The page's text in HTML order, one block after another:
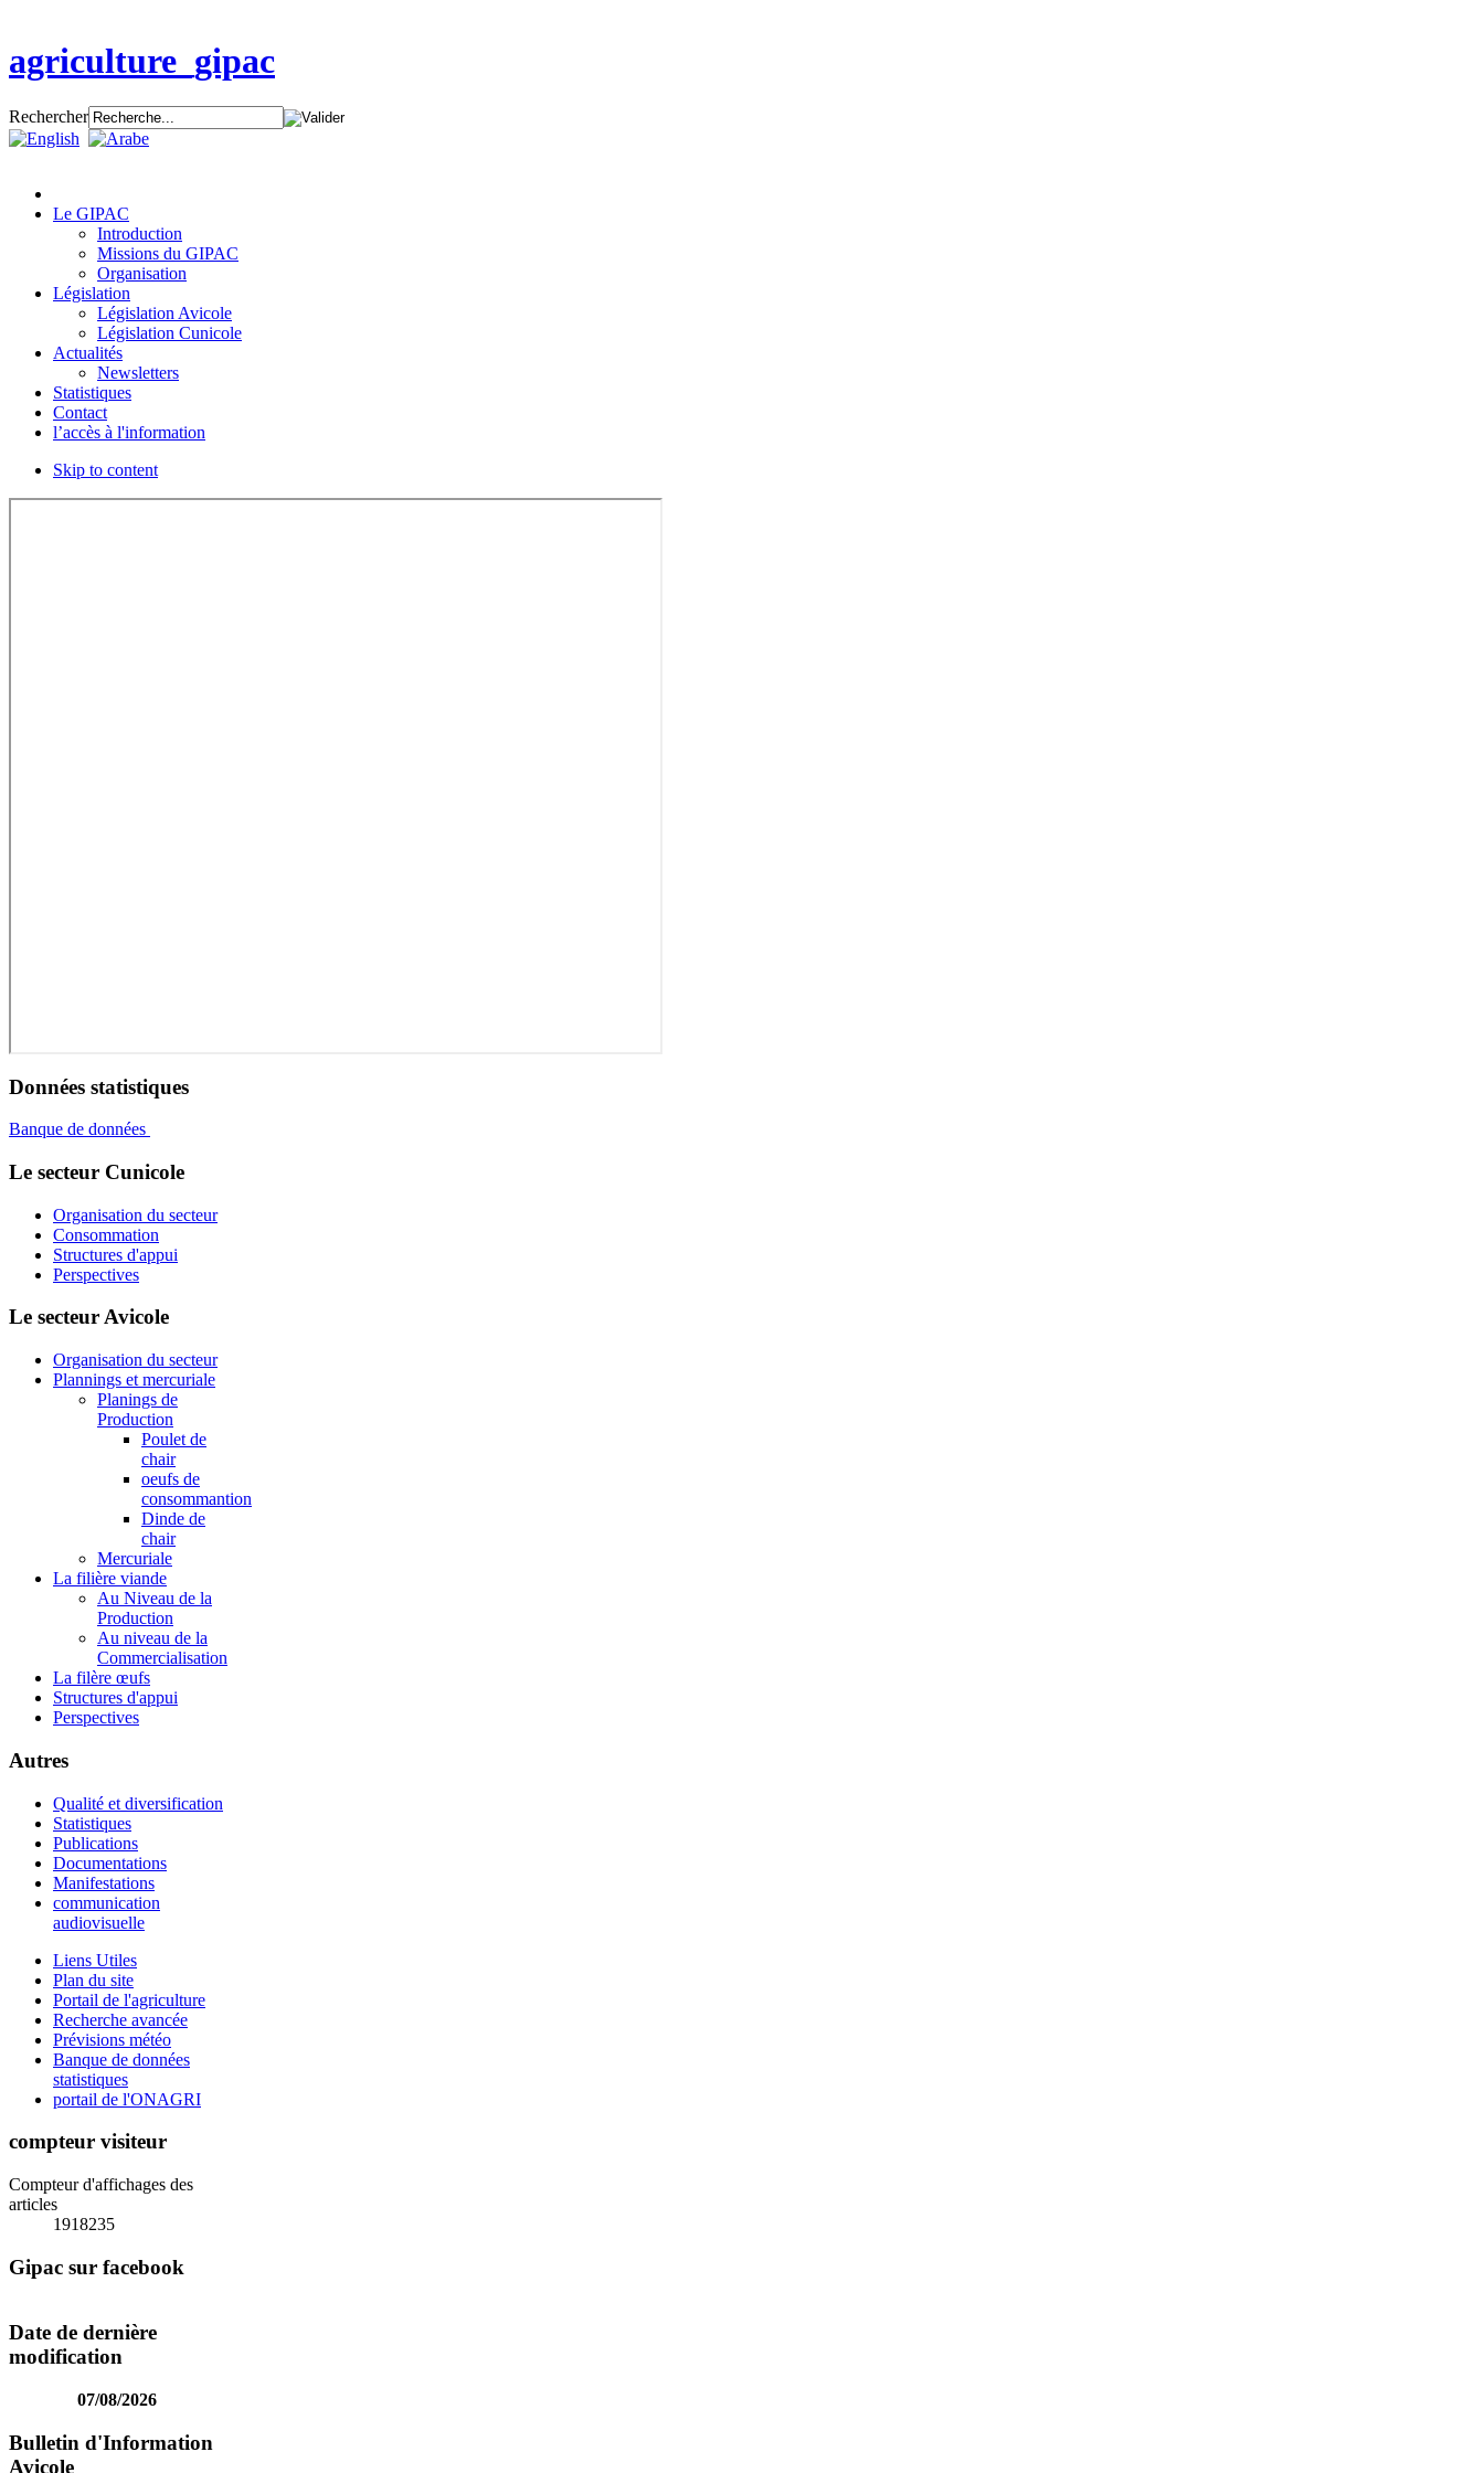
agriculture_gipac
Rechercher
Le GIPAC
Introduction
Missions du GIPAC
Organisation
Législation
Législation Avicole
Législation Cunicole
Actualités
Newsletters
Statistiques
Contact
l’accès à l'information
Skip to content
Données statistiques
Banque de données
Le secteur Cunicole
Organisation du secteur
Consommation
Structures d'appui
Perspectives
Le secteur Avicole
Organisation du secteur
Plannings et mercuriale
Planings de
Production
Poulet de
chair
oeufs de
consommantion
Dinde de
chair
Mercuriale
La filière viande
Au Niveau de la
Production
Au niveau de la
Commercialisation
La filère œufs
Structures d'appui
Perspectives
Autres
Qualité et diversification
Statistiques
Publications
Documentations
Manifestations
communication
audiovisuelle
Liens Utiles
Plan du site
Portail de l'agriculture
Recherche avancée
Prévisions météo
Banque de données
statistiques
portail de l'ONAGRI
compteur visiteur
Compteur d'affichages des
articles
1918235
Gipac sur facebook
Date de dernière
modification
07/08/2026
Bulletin d'Information
Avicole